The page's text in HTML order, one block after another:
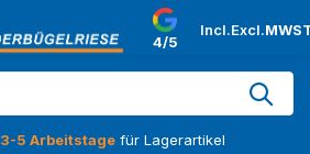
4/5
Incl.Excl.
3-5 Arbeitstage für Lagerartikel